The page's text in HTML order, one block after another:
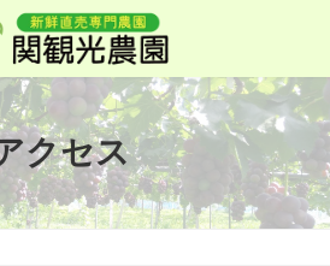
クセス